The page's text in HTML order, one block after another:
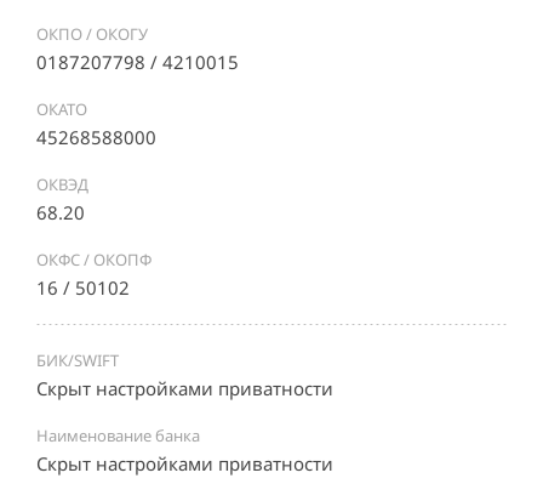
ОКПО / ОКОГУ
0187207798 / 4210015
ОКАТО
45268588000
ОКВЭД
68.20
ОКФС / ОКОПФ
16 / 50102
БИК/SWIFT
Скрыт настройками приватности
Наименование банка
Скрыт настройками приватности